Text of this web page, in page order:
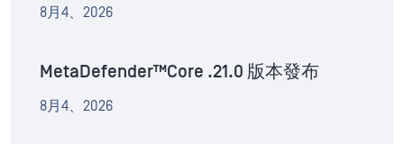
8月4、2026
MetaDefender™Core .21.0 版本發布
8月4、2026